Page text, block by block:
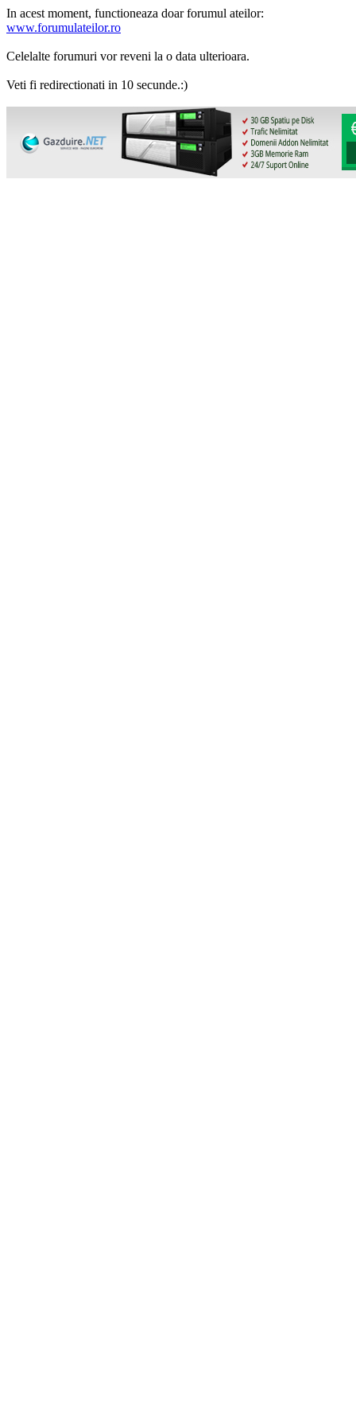
In acest moment, functioneaza doar forumul ateilor:
www.forumulateilor.ro
Celelalte forumuri vor reveni la o data ulterioara.
Veti fi redirectionati in 10 secunde.:)